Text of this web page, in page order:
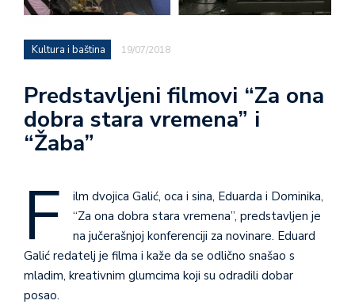
Kultura i baština 19/07/2018
Predstavljeni filmovi “Za ona
dobra stara vremena” i
“Žaba”
F
ilm dvojica Galić, oca i sina, Eduarda i Dominika,
“Za ona dobra stara vremena”, predstavljen je
na jučerašnjoj konferenciji za novinare. Eduard
Galić redatelj je filma i kaže da se odlično snašao s
mladim, kreativnim glumcima koji su odradili dobar
posao.